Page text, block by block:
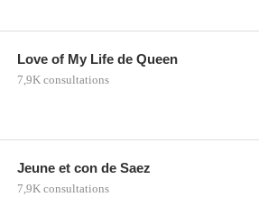
Love of My Life de Queen
7,9K consultations
Jeune et con de Saez
7,9K consultations